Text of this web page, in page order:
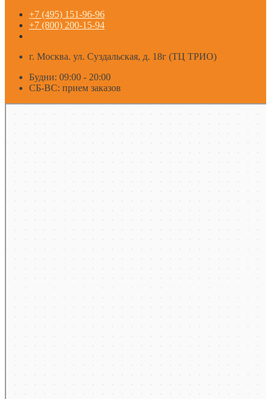
+7 (495) 151-96-96
+7 (800) 200-15-94
г. Москва. ул. Суздальская, д. 18г (ТЦ ТРИО)
Будни: 09:00 - 20:00
СБ-ВС: прием заказов